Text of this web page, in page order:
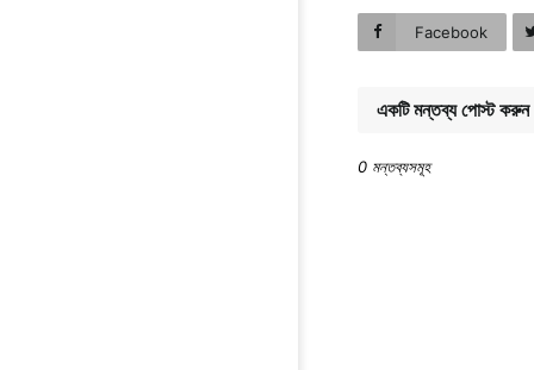
Facebook
একটি মন্তব্য পোস্ট করুন
0 মন্তব্যসমূহ